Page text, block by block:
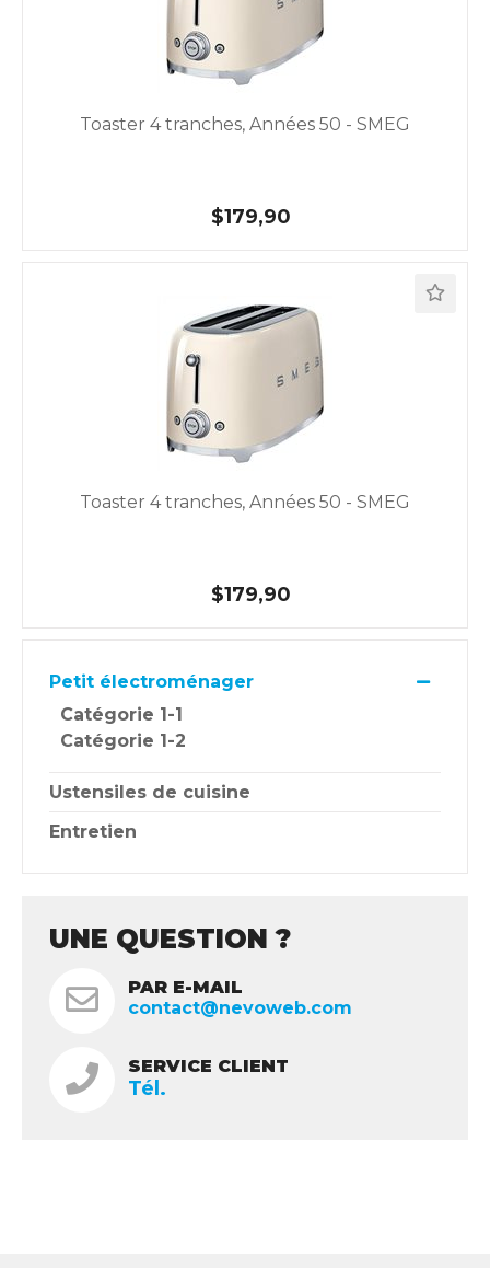
Toaster 4 tranches, Années 50 - SMEG
$179,90
Toaster 4 tranches, Années 50 - SMEG
$179,90
Petit électroménager
Catégorie 1-1
Catégorie 1-2
Ustensiles de cuisine
Entretien
UNE QUESTION ?
PAR E-MAIL
contact@nevoweb.com
SERVICE CLIENT
Tél.